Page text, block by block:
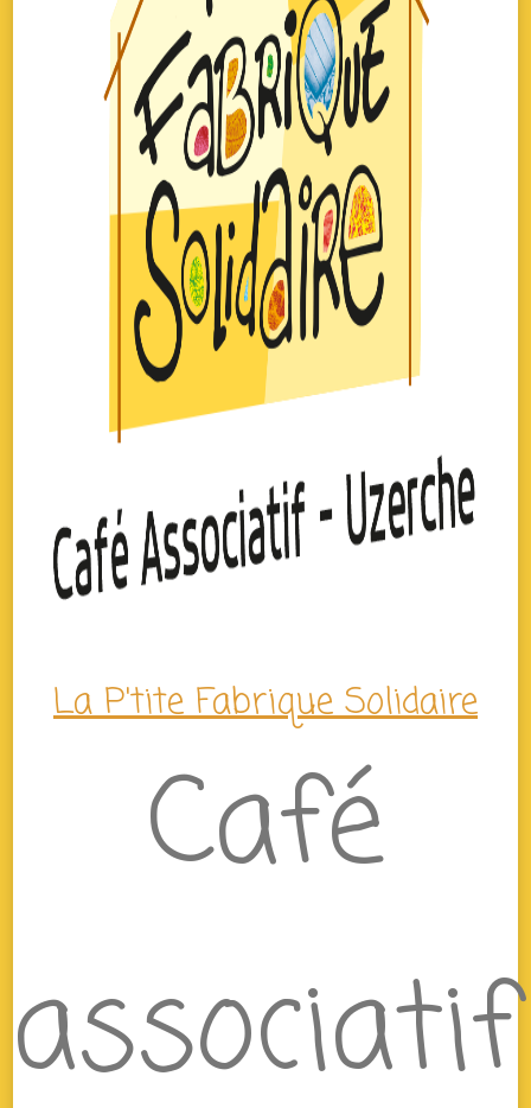
La P'tite Fabrique Solidaire
Café
associatif